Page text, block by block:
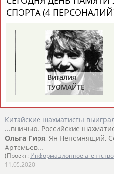
Шувалова, Гиря- Ковалевская,
завершится 12...
Александра Костенюк и
женского чемпионата мира по
...набрали россиянки
Ольга Гиря. Они
расположились...
(Проект: Информационное
Китайские шахматисты
...вничью. Российские
Ольга Гиря, Ян Непомнящий,
Артемьев...
(Проект: Информационное
11.05.2020
СПОРТА (4
Виталия
ТУОМАЙТЕ